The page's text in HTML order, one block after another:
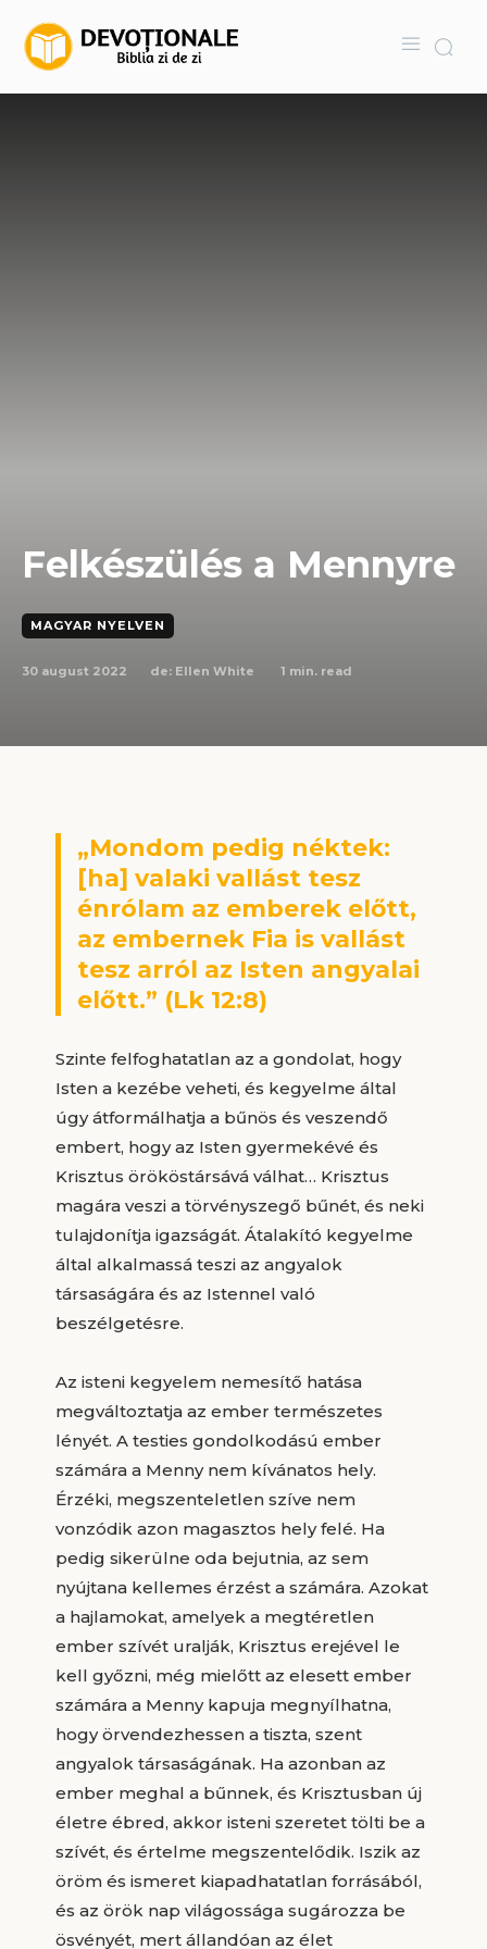
Felkészülés a Mennyre
MAGYAR NYELVEN
30 august 2022 de: Ellen White 1 min. read
„Mondom pedig néktek:
[ha] valaki vallást tesz
énrólam az emberek előtt,
az embernek Fia is vallást
tesz arról az Isten angyalai
előtt.” (Lk 12:8)
Szinte felfoghatatlan az a gondolat, hogy
Isten a kezébe veheti, és kegyelme által
úgy átformálhatja a bűnös és veszendő
embert, hogy az Isten gyermekévé és
Krisztus örököstársává válhat… Krisztus
magára veszi a törvényszegő bűnét, és neki
tulajdonítja igazságát. Átalakító kegyelme
által alkalmassá teszi az angyalok
társaságára és az Istennel való
beszélgetésre.
Az isteni kegyelem nemesítő hatása
megváltoztatja az ember természetes
lényét. A testies gondolkodású ember
számára a Menny nem kívánatos hely.
Érzéki, megszenteletlen szíve nem
vonzódik azon magasztos hely felé. Ha
pedig sikerülne oda bejutnia, az sem
nyújtana kellemes érzést a számára. Azokat
a hajlamokat, amelyek a megtéretlen
ember szívét uralják, Krisztus erejével le
kell győzni, még mielőtt az elesett ember
számára a Menny kapuja megnyílhatna,
hogy örvendezhessen a tiszta, szent
angyalok társaságának. Ha azonban az
ember meghal a bűnnek, és Krisztusban új
életre ébred, akkor isteni szeretet tölti be a
szívét, és értelme megszentelődik. Iszik az
öröm és ismeret kiapadhatatlan forrásából,
és az örök nap világossága sugározza be
ösvényét, mert állandóan az élet